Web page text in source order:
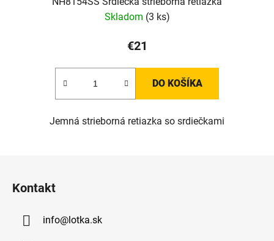
Skladom (3 ks)
€21
DO KOŠÍKA
Jemná strieborná retiazka so srdiečkami
Kontakt
info@lotka.sk